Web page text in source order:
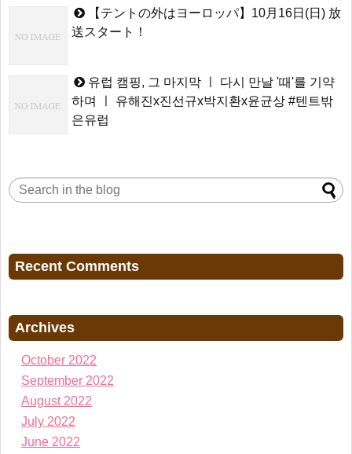
【テントの外はヨーロッパ】10月16日(日) 放
送スタート！
유럽 캠핑, 그 마지막 ㅣ 다시 만날 '때'를 기약
하며 ㅣ 유해진x진선규x박지환x윤균상 #텐트밖
은유럽
Recent Comments
Archives
October 2022
September 2022
August 2022
July 2022
June 2022